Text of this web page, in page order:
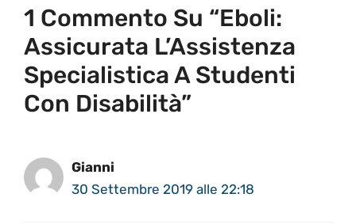
1 Commento Su “Eboli:
Assicurata L’Assistenza
Specialistica A Studenti
Con Disabilità”
Gianni
30 Settembre 2019 alle 22:18